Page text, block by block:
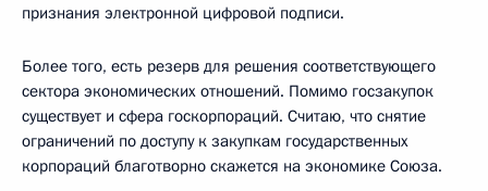
признания электронной цифровой подписи.
Более того, есть резерв для решения соответствующего
сектора экономических отношений. Помимо госзакупок
существует и сфера госкорпораций. Считаю, что снятие
ограничений по доступу к закупкам государственных
корпораций благотворно скажется на экономике Союза.